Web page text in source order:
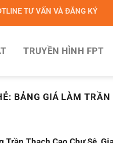
TƯ VẤN VÀ ĐĂNG KÝ
TRUYỀN HÌNH FPT
BẢNG GIÁ LÀM TRẦN